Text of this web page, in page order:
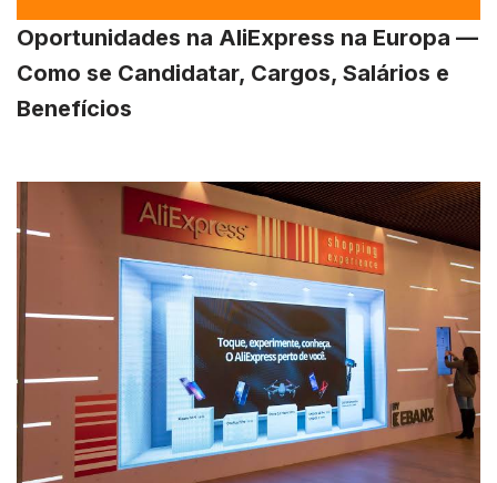
Oportunidades na AliExpress na Europa —
Como se Candidatar, Cargos, Salários e
Benefícios